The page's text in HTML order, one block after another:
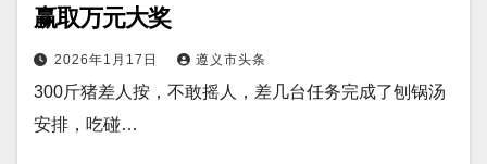
赢取万元大奖
2026年1月17日 遵义市头条
300斤猪差人按，不敢摇人，差几台任务完成了刨锅汤
安排，吃碰…